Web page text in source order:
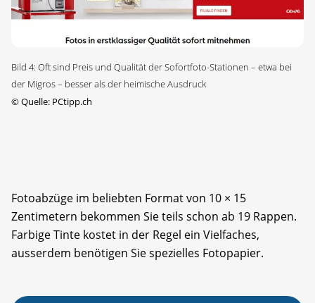
Bild 4: Oft sind Preis und Qualität der Sofortfoto-Stationen – etwa bei
der Migros – besser als der heimische Ausdruck
©Quelle: PCtipp.ch
Fotoabzüge im beliebten Format von 10 × 15
Zentimetern bekommen Sie teils schon ab 19 Rappen.
Farbige Tinte kostet in der Regel ein Vielfaches,
ausserdem benötigen Sie spezielles Fotopapier.